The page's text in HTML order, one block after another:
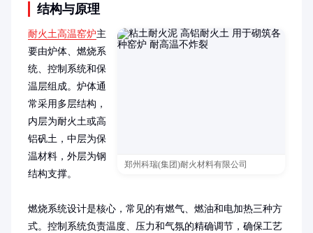
结构与原理
郑州科瑞(集团)耐火材料有限公司
耐火土高温窑炉主
要由炉体、燃烧系
统、控制系统和保
温层组成。炉体通
常采用多层结构，
内层为耐火土或高
铝矾土，中层为保
温材料，外层为钢
结构支撑。
燃烧系统设计是核心，常见的有燃气、燃油和电加热三种方
式。控制系统负责温度、压力和气氛的精确调节，确保工艺